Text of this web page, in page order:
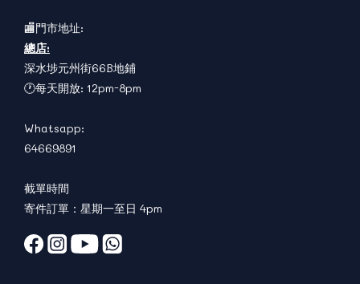
🏬門市地址:
總店:
深水埗元州街66B地鋪
🕐每天開放: 12pm-8pm
Whatsapp:
64669891
截單時間
寄件訂單：星期一至日 4pm